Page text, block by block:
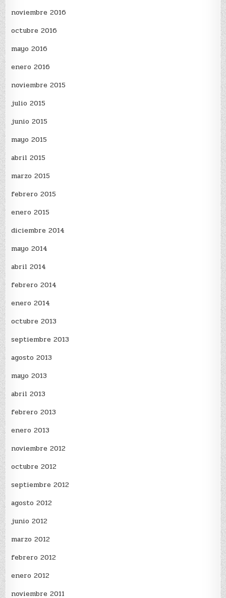
noviembre 2016
octubre 2016
mayo 2016
enero 2016
noviembre 2015
julio 2015
junio 2015
mayo 2015
abril 2015
marzo 2015
febrero 2015
enero 2015
diciembre 2014
mayo 2014
abril 2014
febrero 2014
enero 2014
octubre 2013
septiembre 2013
agosto 2013
mayo 2013
abril 2013
febrero 2013
enero 2013
noviembre 2012
octubre 2012
septiembre 2012
agosto 2012
junio 2012
marzo 2012
febrero 2012
enero 2012
noviembre 2011